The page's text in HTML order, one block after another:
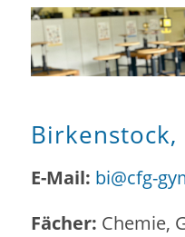
Birkenstock,
E-Mail: bi@cfg-
Fächer: Chemie,